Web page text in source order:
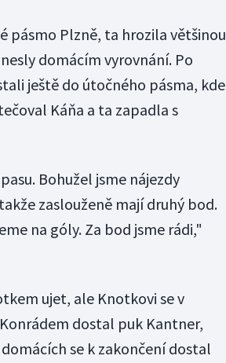
pásmo Plzně, ta hrozila většinou
domácím vyrovnání. Po
ještě do útočného pásma, kde
Káňa a ta zapadla s
Bohužel jsme nájezdy
zaslouženě mají druhý bod.
na góly. Za bod jsme rádi,"
ujet, ale Knotkovi se v
dostal puk Kantner,
se k zakončení dostal